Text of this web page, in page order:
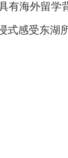
海外留学
式感受东湖